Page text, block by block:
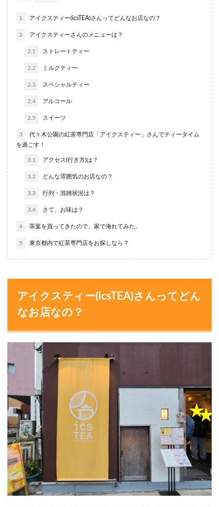
1 アイクスティー(icsTEA)さんってどんなお店なの？
2 アイクスティーさんのメニューは？
2.1 ストレートティー
2.2 ミルクティー
2.3 スペシャルティー
2.4 アルコール
2.5 スイーツ
3
代々木公園の紅茶専門店「アイクスティー」さんでティータイム
を過ごす！
3.1 アクセス(行き方)は？
3.2 どんな雰囲気のお店なの？
3.3 行列・混雑状況は？
3.4 さて、お味は？
4 茶葉を買ってきたので、家で淹れてみた。
5 東京都内で紅茶専門店をお探しなら？
アイクスティー(icsTEA)さんってどん
なお店なの？